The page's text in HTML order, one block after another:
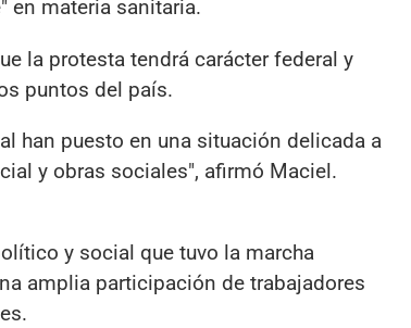
en materia sanitaria.
la protesta tendrá carácter federal y
puntos del país.
han puesto en una situación delicada a
y obras sociales", afirmó Maciel.
y social que tuvo la marcha
amplia participación de trabajadores